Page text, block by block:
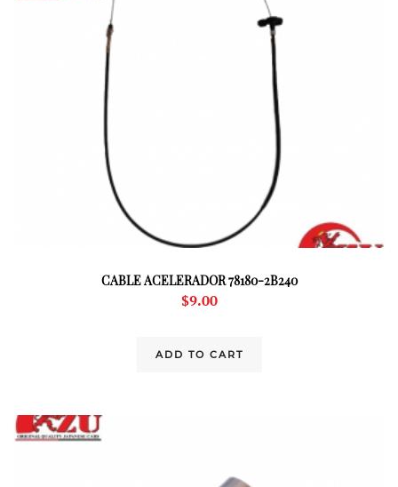
CABLE ACELERADOR 78180-2B240
$9.00
ADD TO CART